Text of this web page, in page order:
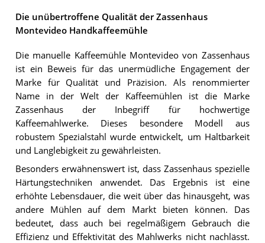
Die unübertroffene Qualität der Zassenhaus
Montevideo Handkaffeemühle
Die manuelle Kaffeemühle Montevideo von Zassenhaus
ist ein Beweis für das unermüdliche Engagement der
Marke für Qualität und Präzision. Als renommierter
Name in der Welt der Kaffeemühlen ist die Marke
Zassenhaus der Inbegriff für hochwertige
Kaffeemahlwerke. Dieses besondere Modell aus
robustem Spezialstahl wurde entwickelt, um Haltbarkeit
und Langlebigkeit zu gewährleisten.
Besonders erwähnenswert ist, dass Zassenhaus spezielle
Härtungstechniken anwendet. Das Ergebnis ist eine
erhöhte Lebensdauer, die weit über das hinausgeht, was
andere Mühlen auf dem Markt bieten können. Das
bedeutet, dass auch bei regelmäßigem Gebrauch die
Effizienz und Effektivität des Mahlwerks nicht nachlässt.